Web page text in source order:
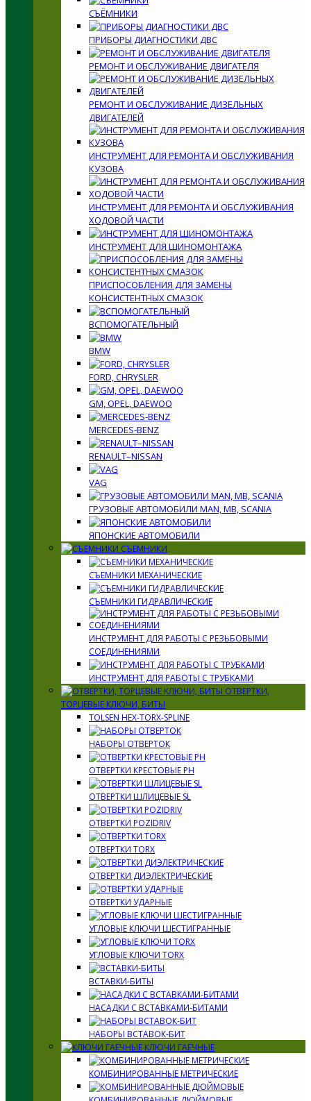
СЪЁМНИКИ
ПРИБОРЫ ДИАГНОСТИКИ ДВС
РЕМОНТ И ОБСЛУЖИВАНИЕ ДВИГАТЕЛЯ
РЕМОНТ И ОБСЛУЖИВАНИЕ ДИЗЕЛЬНЫХ
ДВИГАТЕЛЕЙ
ИНСТРУМЕНТ ДЛЯ РЕМОНТА И ОБСЛУЖИВАНИЯ
КУЗОВА
ИНСТРУМЕНТ ДЛЯ РЕМОНТА И ОБСЛУЖИВАНИЯ
ХОДОВОЙ ЧАСТИ
ИНСТРУМЕНТ ДЛЯ ШИНОМОНТАЖА
ПРИСПОСОБЛЕНИЯ ДЛЯ ЗАМЕНЫ
КОНСИСТЕНТНЫХ СМАЗОК
ВСПОМОГАТЕЛЬНЫЙ
BMW
FORD, CHRYSLER
GM, OPEL, DAEWOO
MERCEDES-BENZ
RENAULT–NISSAN
VAG
ГРУЗОВЫЕ АВТОМОБИЛИ MAN, MB, SCANIA
ЯПОНСКИЕ АВТОМОБИЛИ
СЪЕМНИКИ
СЪЕМНИКИ МЕХАНИЧЕСКИЕ
СЪЕМНИКИ ГИДРАВЛИЧЕСКИЕ
ИНСТРУМЕНТ ДЛЯ РАБОТЫ С РЕЗЬБОВЫМИ
СОЕДИНЕНИЯМИ
ИНСТРУМЕНТ ДЛЯ РАБОТЫ С ТРУБКАМИ
ОТВЕРТКИ,
ТОРЦЕВЫЕ КЛЮЧИ, БИТЫ
TOLSEN HEX-TORX-SPLINE
НАБОРЫ ОТВЕРТОК
ОТВЕРТКИ КРЕСТОВЫЕ PH
ОТВЕРТКИ ШЛИЦЕВЫЕ SL
ОТВЕРТКИ POZIDRIV
ОТВЕРТКИ TORX
ОТВЕРТКИ ДИЭЛЕКТРИЧЕСКИЕ
ОТВЕРТКИ УДАРНЫЕ
УГЛОВЫЕ КЛЮЧИ ШЕСТИГРАННЫЕ
УГЛОВЫЕ КЛЮЧИ TORX
ВСТАВКИ-БИТЫ
НАСАДКИ С ВСТАВКАМИ-БИТАМИ
НАБОРЫ ВСТАВОК-БИТ
КЛЮЧИ ГАЕЧНЫЕ
КОМБИНИРОВАННЫЕ МЕТРИЧЕСКИЕ